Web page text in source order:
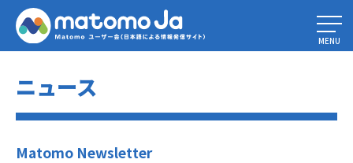
Home»
MENU
ニュース
Matomo Newsletter